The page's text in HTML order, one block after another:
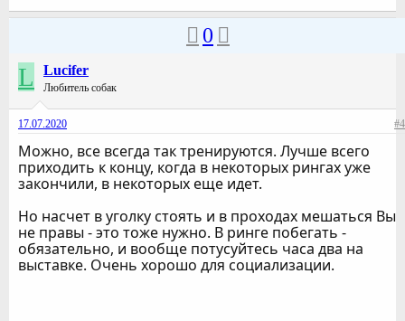
0
L Lucifer
Любитель собак
17.07.2020 #4
Можно, все всегда так тренируются. Лучше всего
приходить к концу, когда в некоторых рингах уже
закончили, в некоторых еще идет.
Но насчет в уголку стоять и в проходах мешаться Вы
не правы - это тоже нужно. В ринге побегать -
обязательно, и вообще потусуйтесь часа два на
выставке. Очень хорошо для социализации.